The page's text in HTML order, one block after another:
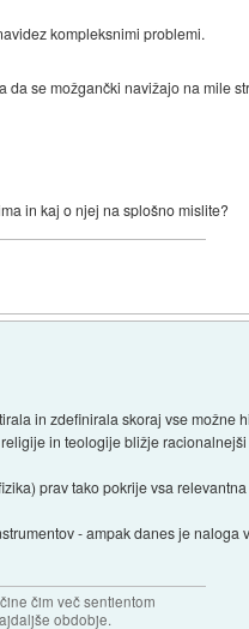
kompleksnimi problemi.
se možgančki navižajo na mile
in kaj o njej na splošno mislite?
in zdefinirala skoraj vse možne
in teologije bližje
prav tako pokrije vsa
- ampak danes je
čim več sentientom
obdobje.